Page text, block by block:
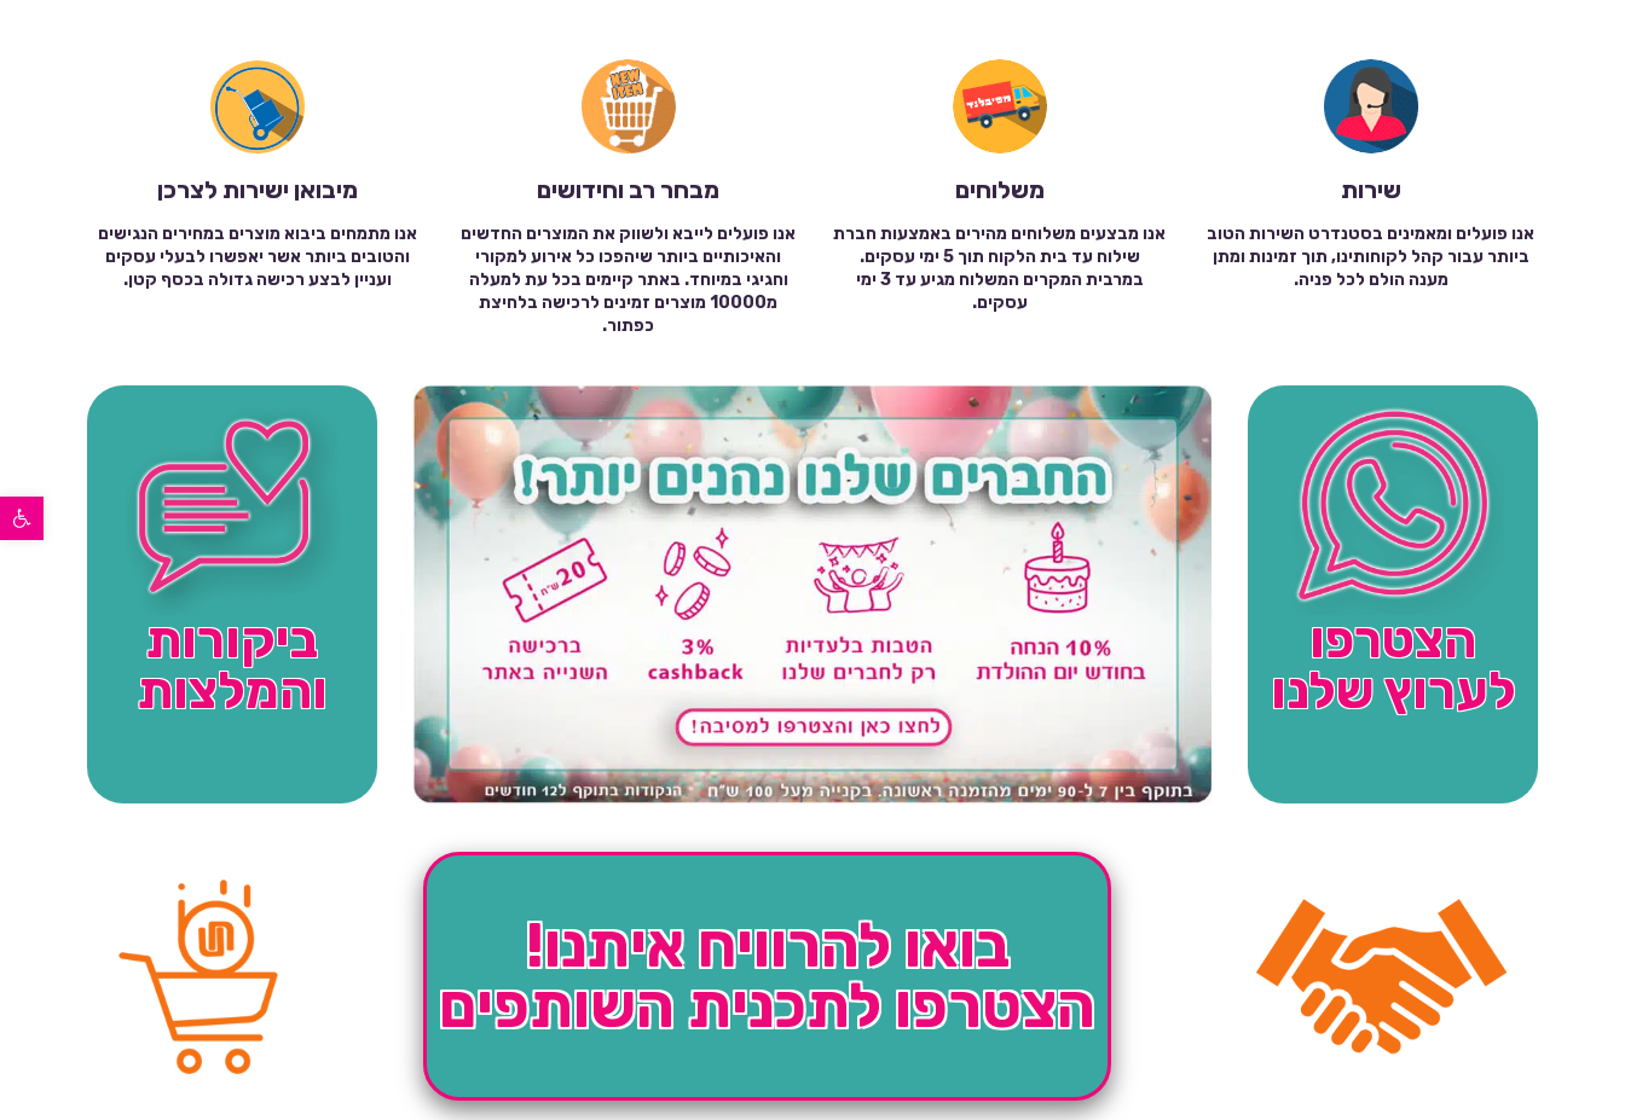
פתח סרגל נגישות
שירות
אנו פועלים ומאמינים בסטנדרט השירות הטוב
ביותר עבור קהל לקוחותינו, תוך זמינות ומתן
מענה הולם לכל פניה.
משלוחים
אנו מבצעים משלוחים מהירים באמצעות חברת
שילוח עד בית הלקוח תוך 5 ימי עסקים.
במרבית המקרים המשלוח מגיע עד 3 ימי
עסקים.
מבחר רב וחידושים
אנו פועלים לייבא ולשווק את המוצרים החדשים
והאיכותיים ביותר שיהפכו כל אירוע למקורי
וחגיגי במיוחד. באתר קיימים בכל עת למעלה
מ10000 מוצרים זמינים לרכישה בלחיצת
כפתור.
מיבואן ישירות לצרכן
אנו מתמחים ביבוא מוצרים במחירים הנגישים
והטובים ביותר אשר יאפשרו לבעלי עסקים
ועניין לבצע רכישה גדולה בכסף קטן.
הצטרפו
לערוץ שלנו
ביקורות
והמלצות
בואו להרוויח איתנו!
הצטרפו לתכנית השותפים